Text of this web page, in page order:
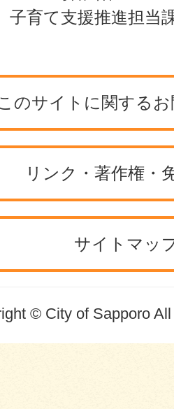
子育て支援推進担当
のサイトに関する
リンク・著作権・
サイトマッ
© City of Sapporo